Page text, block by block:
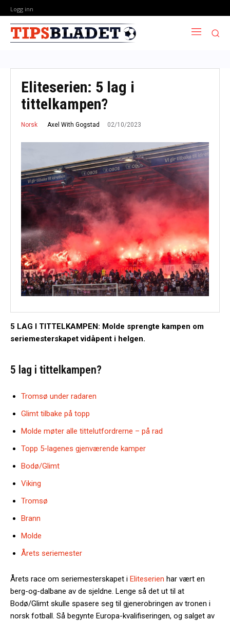
Logg inn
Eliteserien: 5 lag i
tittelkampen?
Norsk Axel With Gogstad 02/10/2023
5 LAG I TITTELKAMPEN: Molde sprengte kampen om
seriemesterskapet vidåpent i helgen.
5 lag i tittelkampen?
Tromsø under radaren
Glimt tilbake på topp
Molde møter alle tittelutfordrerne – på rad
Topp 5-lagenes gjenværende kamper
Bodø/Glimt
Viking
Tromsø
Brann
Molde
Årets seriemester
Årets race om seriemesterskapet i Eliteserien har vært en
berg-og-dalbane av de sjeldne. Lenge så det ut til at
Bodø/Glimt skulle spasere seg til gjenerobringen av tronen i
norsk fotball. Så begynte Europa-kvalifiseringen, og salget av